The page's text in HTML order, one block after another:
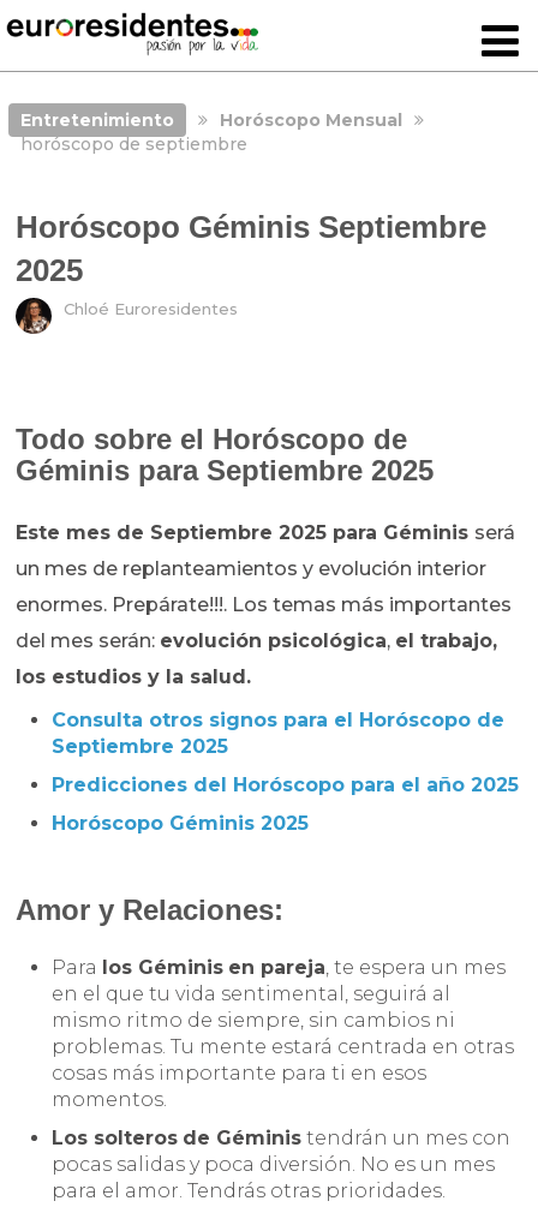
Entretenimiento
Horóscopo Mensual
horóscopo de septiembre
Horóscopo Géminis Septiembre
2025
Chloé Euroresidentes
Todo sobre el Horóscopo de
Géminis para Septiembre 2025
Este mes de Septiembre 2025 para Géminis será
un mes de replanteamientos y evolución interior
enormes. Prepárate!!!. Los temas más importantes
del mes serán: evolución psicológica, el trabajo,
los estudios y la salud.
Consulta otros signos para el Horóscopo de
Septiembre 2025
Predicciones del Horóscopo para el año 2025
Horóscopo Géminis 2025
Amor y Relaciones:
Para los Géminis en pareja, te espera un mes
en el que tu vida sentimental, seguirá al
mismo ritmo de siempre, sin cambios ni
problemas. Tu mente estará centrada en otras
cosas más importante para ti en esos
momentos.
Los solteros de Géminis tendrán un mes con
pocas salidas y poca diversión. No es un mes
para el amor. Tendrás otras prioridades.